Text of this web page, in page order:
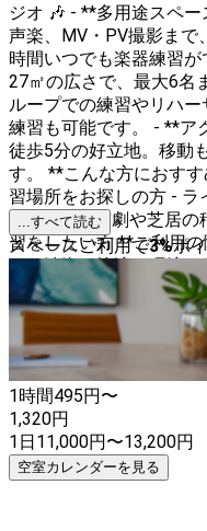
ジオ 🎶 - **多用途スペース**: 楽器練習からライブ、演劇、
声楽、MV・PV撮影まで
時間いつでも楽器練習ができます。 - **
27㎡の広さで、最大6名
ループでの練習やリハーサルに
練習も可能です。 - **アクセス抜群**: 小田急相模原駅から
徒歩5分の好立地。移動
す。 **こんな方におすすめ！** - バンドやアンサンブルの練
習場所をお探しの方 - ラ
ターの方 - 演劇や芝居の
習をしたい方 **ご利用の際のお願い** - スタジオ内は禁煙で
す。清潔で快適な環境
します。 - ご利用後は、
単な清掃をお願いいたします。 あなたの音楽
ンスの可能性を広げる
待ちしております！ 🎵
...すべて読む
スペースご利用で3%ポ
1時間495円〜
1,320円
1日11,000円〜13,200円
空室カレンダーを見る